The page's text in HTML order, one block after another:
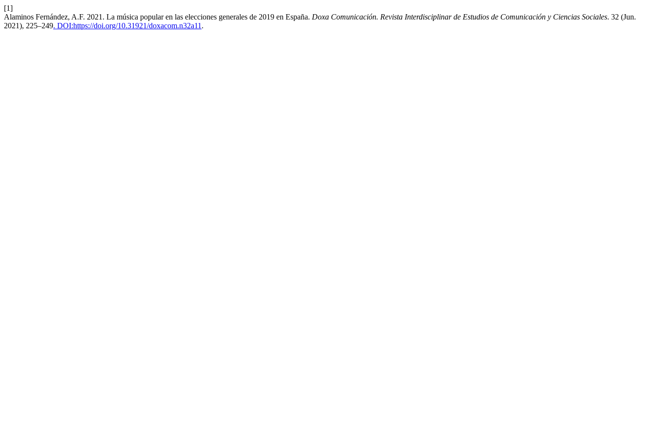
[1]
Alaminos Fernández, A.F. 2021. La música popular en las elecciones generales de 2019 en España. Doxa Comunicación. Revista Interdisciplinar de Estudios de Comunicación y Ciencias Sociales. 32 (Jun.
2021), 225–249. DOI:https://doi.org/10.31921/doxacom.n32a11 .